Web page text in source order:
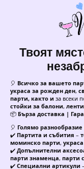
Твоят
🎈 Всичко за вашето
украса за рожден ден,
парти, както и за всеки
стойки за балони,
📦 Бърза доставка |
🎈 Голямо
✔️ Партита и събития –
моминско парти,
✔️ Допълнителни
парти знаменца, парти
✔️ Специални артикули –